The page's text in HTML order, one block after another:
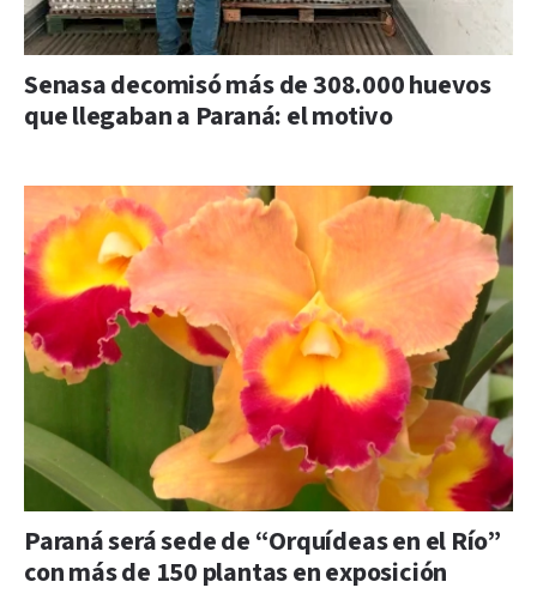
Senasa decomisó más de 308.000 huevos
que llegaban a Paraná: el motivo
Paraná será sede de “Orquídeas en el Río”
con más de 150 plantas en exposición